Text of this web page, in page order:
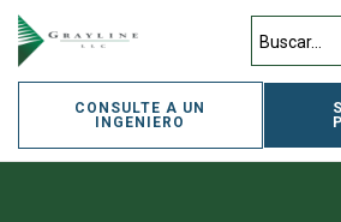
CONSULTE A UN
INGENIERO